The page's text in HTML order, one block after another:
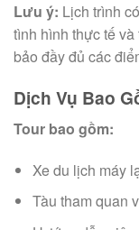
Lưu ý: Lịch trình
tình hình thực tế
bảo đầy đủ các
Dịch Vụ Bao
Tour bao gồm:
Xe du lịch máy
Tàu tham quan